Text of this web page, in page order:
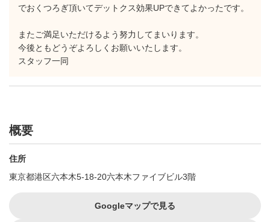
でおくつろぎ頂いてデットクス効果UPできてよかったです。
またご満足いただけるよう努力してまいります。
今後ともどうぞよろしくお願いいたします。
スタッフ一同
概要
住所
東京都港区六本木5-18-20六本木ファイブビル3階
Googleマップで見る